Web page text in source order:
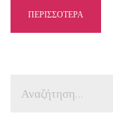
ΠΕΡΙΣΣΟΤΕΡΑ